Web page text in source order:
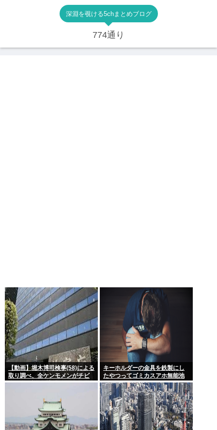
深淵を覗ける5chまとめブログ
774通り
【動画】堀木博司検事(58)による
取り調べ、全ケンモメンがチビ
るくらい怖いと話題に
キーホルダーの金具を鉄製にし
たやつってゴミカスアホ無能池
沼？